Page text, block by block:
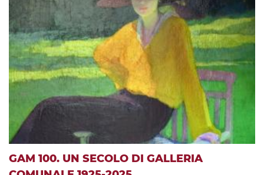
GAM 100. UN SECOLO DI GALLERIA